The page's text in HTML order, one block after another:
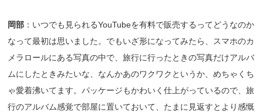
岡部 ：いつでも見られるYouTubeを有料で販売するってどうなのか
なって最初は思いました。でもいざ形になってみたら、スマホのカ
メラロールにある写真の中で、旅行に行ったときの写真だけアルバ
ムにしたときみたいな、なんかあのワクワクというか、めちゃくち
ゃ愛着沸いてます。パッケージもかわいく仕上がっているので、旅
行のアルバム感覚で部屋に置いておいて、たまに見返すとより感慨